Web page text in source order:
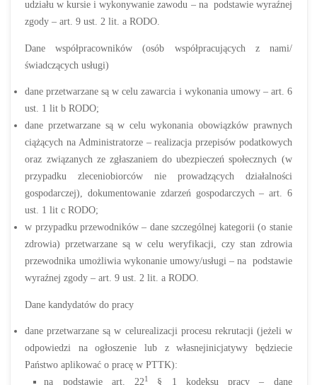
udziału w kursie i wykonywanie zawodu – na podstawie wyraźnej
zgody – art. 9 ust. 2 lit. a RODO.
Dane współpracowników (osób współpracujących z nami/
świadczących usługi)
dane przetwarzane są w celu zawarcia i wykonania umowy – art. 6
ust. 1 lit b RODO;
dane przetwarzane są w celu wykonania obowiązków prawnych
ciążących na Administratorze – realizacja przepisów podatkowych
oraz związanych ze zgłaszaniem do ubezpieczeń społecznych (w
przypadku zleceniobiorców nie prowadzących działalności
gospodarczej), dokumentowanie zdarzeń gospodarczych – art. 6
ust. 1 lit c RODO;
w przypadku przewodników – dane szczególnej kategorii (o stanie
zdrowia) przetwarzane są w celu weryfikacji, czy stan zdrowia
przewodnika umożliwia wykonanie umowy/usługi – na podstawie
wyraźnej zgody – art. 9 ust. 2 lit. a RODO.
Dane kandydatów do pracy
dane przetwarzane są w celurealizacji procesu rekrutacji (jeżeli w
odpowiedzi na ogłoszenie lub z własnejinicjatywy będziecie
Państwo aplikować o pracę w PTTK):
na podstawie art. 221 § 1 kodeksu pracy – dane